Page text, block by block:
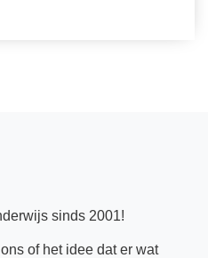
sinds 2001!
of het idee dat er wat